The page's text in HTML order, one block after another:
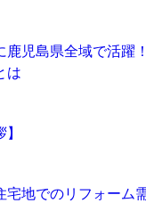
鹿児島県全域で活躍
は
宅地でのリフォーム